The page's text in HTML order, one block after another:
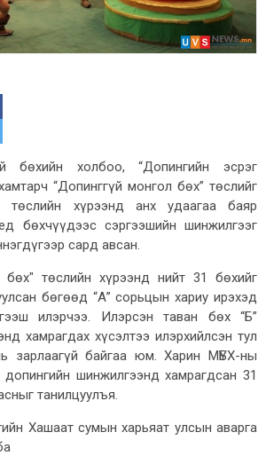
бөхийн холбоо, “Допингийн эсрэг
“Допинггүй монгол бөх” төслийг
төслийн хүрээнд анх удаагаа баяр
бөхчүүдээс сэргээшийн шинжилгээг
сард авсан.
бөх" төслийн хүрээнд нийт 31 бөхийг
бөгөөд “А” сорьцын хариу ирэхэд
илэрчээ. Илэрсэн таван бөх “Б”
хамрагдах хүсэлтээ илэрхийлсэн тул
зарлаагүй байгаа юм. Харин МҮБХ-ны
шинжилгээнд хамрагдсан 31
танилцуулъя.
Хашаат сумын харьяат улсын аварга